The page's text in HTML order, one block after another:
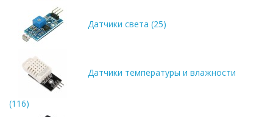
Датчики света (25)
Датчики температуры и влажности
(116)